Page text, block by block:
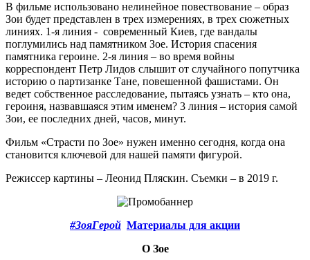
В фильме использовано нелинейное повествование – образ
Зои будет представлен в трех измерениях, в трех сюжетных
линиях. 1-я линия - современный Киев, где вандалы
поглумились над памятником Зое. История спасения
памятника героине. 2-я линия – во время войны
корреспондент Петр Лидов слышит от случайного попутчика
историю о партизанке Тане, повешенной фашистами. Он
ведет собственное расследование, пытаясь узнать – кто она,
героиня, назвавшаяся этим именем? 3 линия – история самой
Зои, ее последних дней, часов, минут.
Фильм «Страсти по Зое» нужен именно сегодня, когда она
становится ключевой для нашей памяти фигурой.
Режиссер картины – Леонид Пляскин. Съемки – в 2019 г.
#ЗояГерой Материалы для акции
О Зое